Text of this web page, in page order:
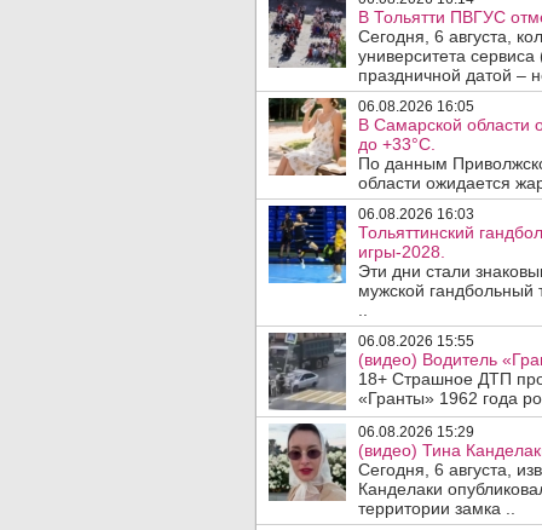
В Тольятти ПВГУС
Сегодня, 6 августа,
университета
праздничной датой –
06.08.2026 16:05
В Самарской области
до +33°C.
По данным
области ожидается
06.08.2026 16:03
Тольяттинский
игры-2028.
Эти дни стали
мужской гандбольный
06.08.2026 15:55
(видео) Водитель
18+ Страшное ДТП
«Гранты» 1962 года
06.08.2026 15:29
(видео) Тина
Сегодня, 6 августа,
Канделаки
территории замка ..